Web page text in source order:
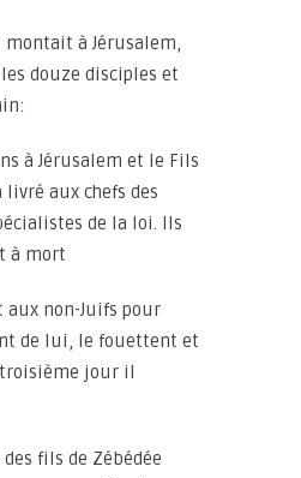
montait à Jérusalem,
douze disciples et
à Jérusalem et le Fils
livré aux chefs des
de la loi. Ils
à mort
non-Juifs pour
de lui, le fouettent et
jour il
fils de Zébédée